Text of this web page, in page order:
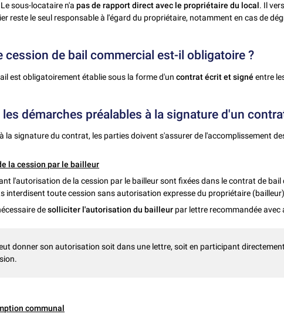
sous-locataire n'apas de rapport direct avec le propriétaire du local. Il
reste le seul responsable à l'égard du propriétaire, notamment en cas de
cession de bail commercial est-il obligatoire ?
est obligatoirement établie sous la forme d'uncontrat écrit et signé entre
démarches préalables à la signature d'un
la signature du contrat, les parties doivent s'assurer de l'accomplissement
la cession par le bailleur
l'autorisation de la cession par le bailleur sont fixées dans le contrat de bail
interdisent toute cession sans autorisation expresse du propriétaire
desolliciter l'autorisation du bailleur par lettre recommandée avec
donner son autorisation soit dans une lettre, soit en participant
communal